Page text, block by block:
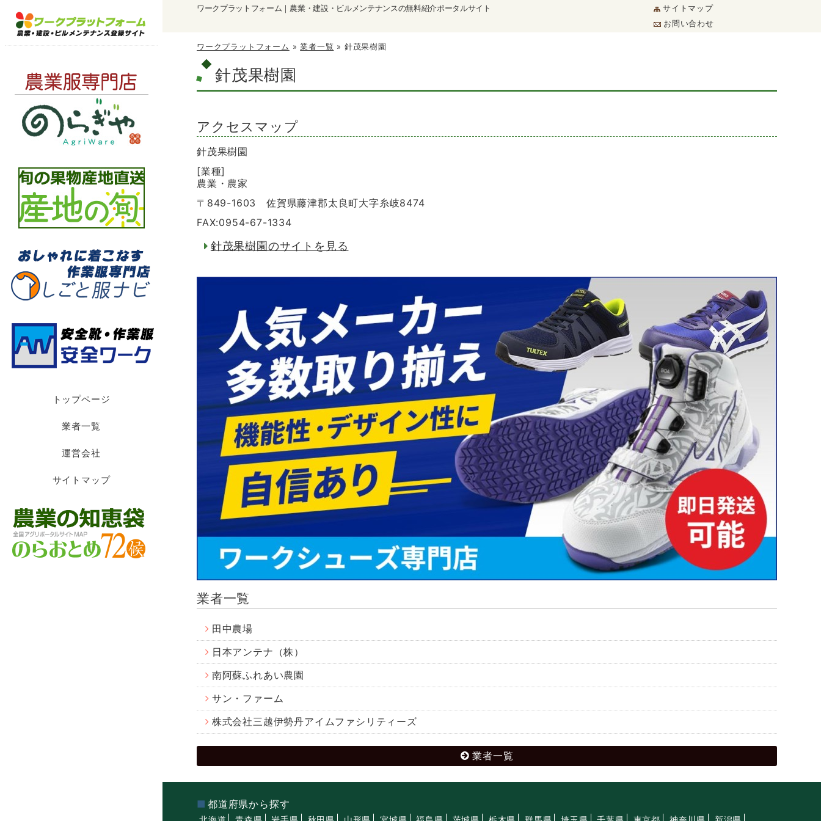
ワークプラットフォーム｜農業・建設・ビルメンテナンスの無料紹介ポータルサイト
サイトマップ
お問い合わせ
トップページ
業者一覧
運営会社
サイトマップ
ワークプラットフォーム »業者一覧 » 針茂果樹園
針茂果樹園
アクセスマップ
針茂果樹園
[業種]
農業・農家
〒849-1603 佐賀県藤津郡太良町大字糸岐8474
FAX:0954-67-1334
針茂果樹園のサイトを見る
業者一覧
田中農場
日本アンテナ（株）
南阿蘇ふれあい農園
サン・ファーム
株式会社三越伊勢丹アイムファシリティーズ
業者一覧
都道府県から探す